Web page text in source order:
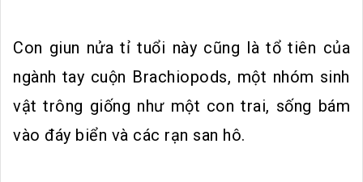
Con giun nửa tỉ tuổi này cũng là tổ tiên của
ngành tay cuộn Brachiopods, một nhóm sinh
vật trông giống như một con trai, sống bám
vào đáy biển và các rạn san hô.